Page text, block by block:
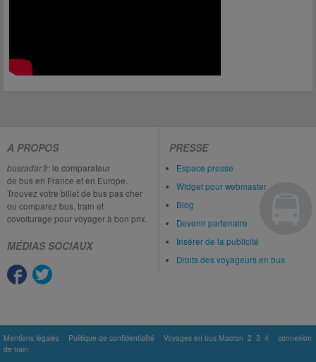
A PROPOS
busradar.fr: le comparateur
de bus en France et en Europe.
Trouvez votre billet de bus pas cher
ou comparez bus, train et
covoiturage pour voyager à bon prix.
MÉDIAS SOCIAUX
PRESSE
Espace presse
Widget pour webmaster
Blog
Devenir partenaire
Insérer de la publicité
Droits des voyageurs en bus
Mentions légales Politique de confidentialité Voyages en bus Macron 2 3 4
connexion
de train